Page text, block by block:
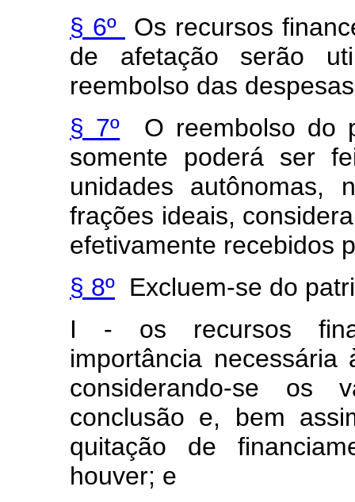
§ 6º
Os recursos
de afetação serão
reembolso das
§ 7º O reembolso do
somente poderá ser
unidades autônomas,
frações ideais,
efetivamente recebidos
§ 8º Excluem-se do
I - os recursos
importância
considerando-se
conclusão e, bem
quitação de
houver; e